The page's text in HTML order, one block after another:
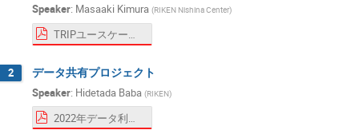
Speaker: Masaaki Kimura (RIKEN Nishina Center)
TRIPユースケース資料.pdf
2 データ共有プロジェクト
Speaker: Hidetada Baba (RIKEN)
2022年データ利活用の会議報告.pdf